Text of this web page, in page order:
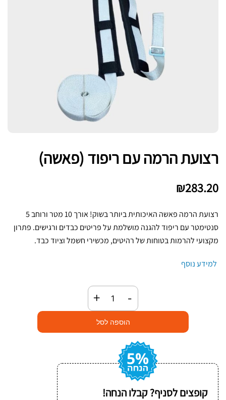
רצועת הרמה עם ריפוד (פאשה)
₪283.20
רצועת הרמה פאשה האיכותית ביותר בשוק! אורך 10 מטר ורוחב 5
סנטימטר עם ריפוד להגנה מושלמת על פריטים כבדים ורגישים. פתרון
מקצועי להרמות בטוחות של רהיטים, מכשירי חשמל וציוד כבד.
למידע נוסף
-
רצועת
הרמה
+
הוספה לסל
קופצים לסניף? קבלו הנחה!